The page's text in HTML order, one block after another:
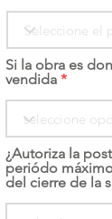
Si la obra es
vendida
¿Autoriza la
periódo
del cierre de la